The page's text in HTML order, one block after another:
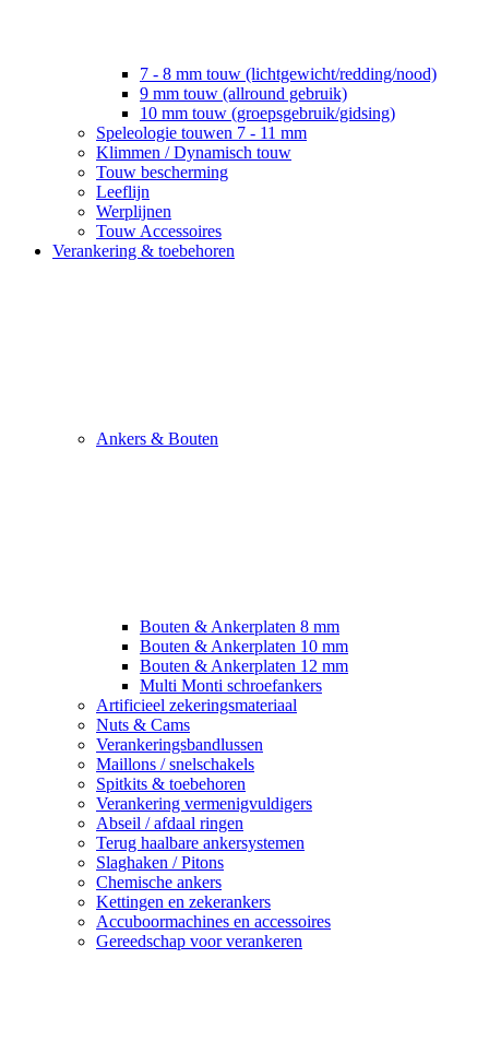
7 - 8 mm touw (lichtgewicht/redding/nood)
9 mm touw (allround gebruik)
10 mm touw (groepsgebruik/gidsing)
Speleologie touwen 7 - 11 mm
Klimmen / Dynamisch touw
Touw bescherming
Leeflijn
Werplijnen
Touw Accessoires
Verankering & toebehoren
Ankers & Bouten
Bouten & Ankerplaten 8 mm
Bouten & Ankerplaten 10 mm
Bouten & Ankerplaten 12 mm
Multi Monti schroefankers
Artificieel zekeringsmateriaal
Nuts & Cams
Verankeringsbandlussen
Maillons / snelschakels
Spitkits & toebehoren
Verankering vermenigvuldigers
Abseil / afdaal ringen
Terug haalbare ankersystemen
Slaghaken / Pitons
Chemische ankers
Kettingen en zekerankers
Accuboormachines en accessoires
Gereedschap voor verankeren